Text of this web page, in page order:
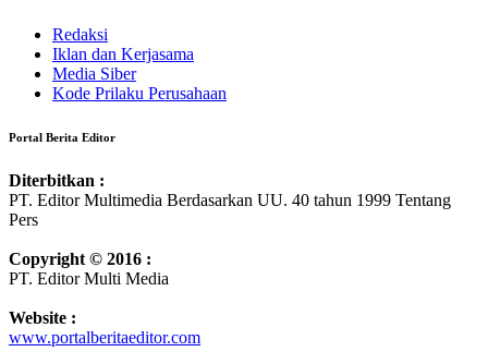
Redaksi
Iklan dan Kerjasama
Media Siber
Kode Prilaku Perusahaan
Portal Berita Editor
Diterbitkan :
PT. Editor Multimedia Berdasarkan UU. 40 tahun 1999 Tentang
Pers
Copyright © 2016 :
PT. Editor Multi Media
Website :
www.portalberitaeditor.com